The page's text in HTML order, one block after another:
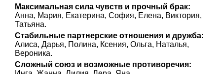
Максимальная сила чувств и прочный брак:
Анна, Мария, Екатерина, София, Елена, Виктория,
Татьяна.
Стабильные партнерские отношения и дружба:
Алиса, Дарья, Полина, Ксения, Ольга, Наталья,
Вероника.
Сложный союз и возможные противоречия: